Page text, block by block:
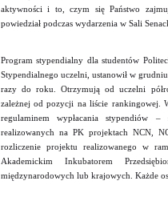
aktywności i to, czym się Państwo
powiedział podczas wydarzenia w Sali
Program stypendialny dla studentów
Stypendialnego uczelni, ustanowił w
razy do roku. Otrzymują od uczelni
zależnej od pozycji na liście rankingowej.
regulaminem wypłacania stypendiów
realizowanych na PK projektach NCN,
rozliczenie projektu realizowanego w
Akademickim Inkubatorem
międzynarodowych lub krajowych. Każde